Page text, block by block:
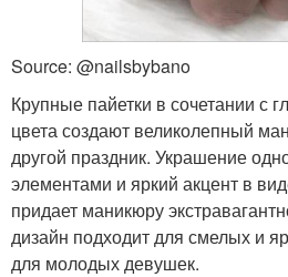
Source: @nailsbybano
Крупные пайетки в сочетании с
цвета создают великолепный
другой праздник. Украшение
элементами и яркий акцент в
придает маникюру
дизайн подходит для смелых и
для молодых девушек.